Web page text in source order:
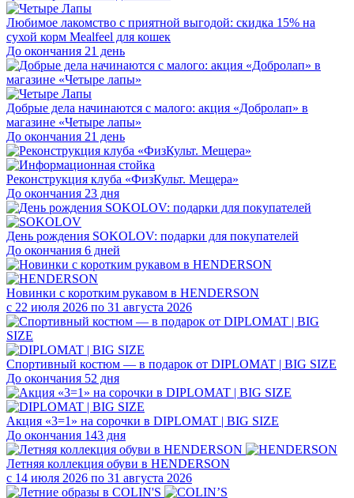
Любимое лакомство с приятной выгодой: скидка 15% на
сухой корм Mealfeel для кошек
До окончания 21 день
Добрые дела начинаются с малого: акция «Добролап» в
магазине «Четыре лапы»
До окончания 21 день
Реконструкция клуба «ФизКульт. Мещера»
До окончания 23 дня
День рождения SOKOLOV: подарки для покупателей
До окончания 6 дней
Новинки с коротким рукавом в HENDERSON
с 22 июля 2026 по 31 августа 2026
Спортивный костюм — в подарок от DIPLOMAT | BIG SIZE
До окончания 52 дня
Акция «3=1» на сорочки в DIPLOMAT | BIG SIZE
До окончания 143 дня
Летняя коллекция обуви в HENDERSON
с 14 июля 2026 по 31 августа 2026